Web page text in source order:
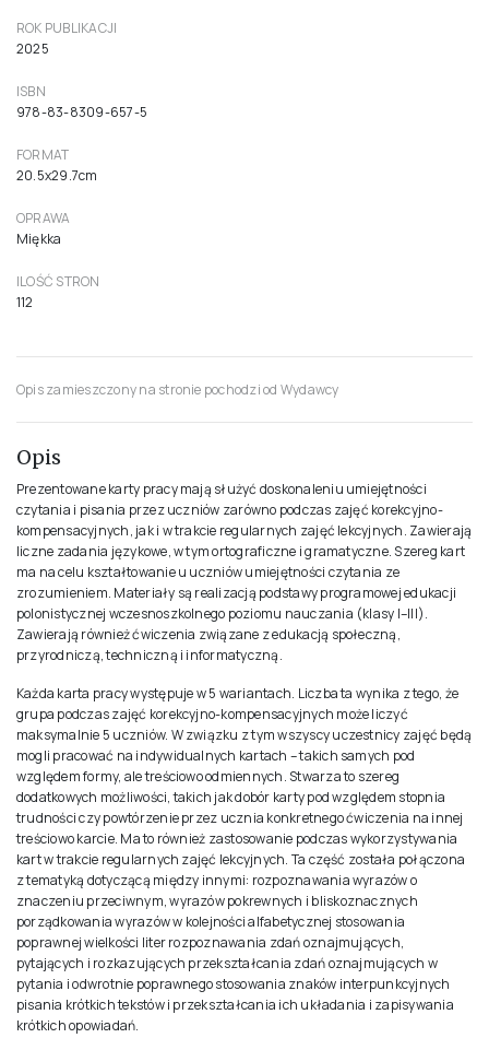
ROK PUBLIKACJI
2025
ISBN
978-83-8309-657-5
FORMAT
20.5x29.7cm
OPRAWA
Miękka
ILOŚĆ STRON
112
Opis zamieszczony na stronie pochodzi od Wydawcy
Opis
Prezentowane karty pracy mają służyć doskonaleniu umiejętności
czytania i pisania przez uczniów zarówno podczas zajęć korekcyjno-
kompensacyjnych, jak i w trakcie regularnych zajęć lekcyjnych. Zawierają
liczne zadania językowe, w tym ortograficzne i gramatyczne. Szereg kart
ma na celu kształtowanie u uczniów umiejętności czytania ze
zrozumieniem. Materiały są realizacją podstawy programowej edukacji
polonistycznej wczesnoszkolnego poziomu nauczania (klasy I–III).
Zawierają również ćwiczenia związane z edukacją społeczną,
przyrodniczą, techniczną i informatyczną.
Każda karta pracy występuje w 5 wariantach. Liczba ta wynika z tego, że
grupa podczas zajęć korekcyjno-kompensacyjnych może liczyć
maksymalnie 5 uczniów. W związku z tym wszyscy uczestnicy zajęć będą
mogli pracować na indywidualnych kartach – takich samych pod
względem formy, ale treściowo odmiennych. Stwarza to szereg
dodatkowych możliwości, takich jak dobór karty pod względem stopnia
trudności czy powtórzenie przez ucznia konkretnego ćwiczenia na innej
treściowo karcie. Ma to również zastosowanie podczas wykorzystywania
kart w trakcie regularnych zajęć lekcyjnych. Ta część została połączona
z tematyką dotyczącą między innymi: rozpoznawania wyrazów o
znaczeniu przeciwnym, wyrazów pokrewnych i bliskoznacznych
porządkowania wyrazów w kolejności alfabetycznej stosowania
poprawnej wielkości liter rozpoznawania zdań oznajmujących,
pytających i rozkazujących przekształcania zdań oznajmujących w
pytania i odwrotnie poprawnego stosowania znaków interpunkcyjnych
pisania krótkich tekstów i przekształcania ich układania i zapisywania
krótkich opowiadań.